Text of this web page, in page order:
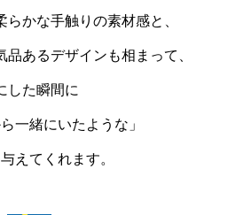
かな手触りの素材感と、
あるデザインも相まって、
した瞬間に
一緒にいたような」
えてくれます。